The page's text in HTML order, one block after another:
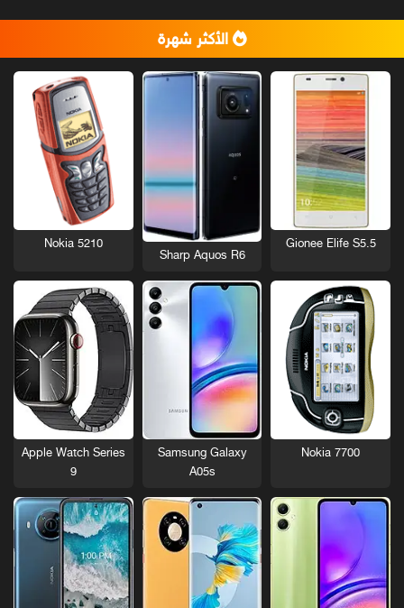
الأكثر شهرة
Gionee Elife S5.5
Sharp Aquos R6
Nokia 5210
Nokia 7700
Samsung Galaxy
A05s
Apple Watch Series
9